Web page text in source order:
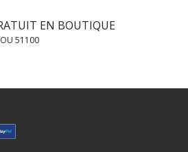
EN BOUTIQUE
OU 51100